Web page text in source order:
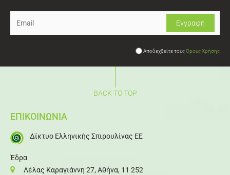
Αποδεχθείτε τουςΌρους Χρήσης
BACK TO TOP
ΕΠΙΚΟΙΝΩΝΙΑ
Δίκτυο Ελληνικής Σπιρουλίνας ΕΕ
Έδρα
Λέλας Καραγιάννη 27, Αθήνα, 11 252